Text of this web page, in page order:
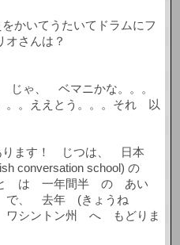
かいてうたいてドラムにフ
さんは？
ゃ、 ベマニかな。。。
。。ええとう。。。それ 以
ります！ じつは、 日本
conversation school) の
は 一年間半 の あい
、 去年 (きょうね
シントン州 へ もどりま